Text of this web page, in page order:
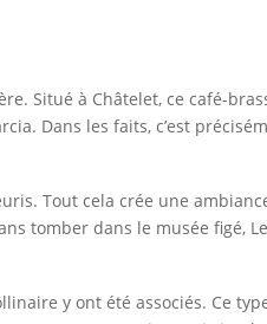
Situé à Châtelet, ce café-
Dans les faits, c’est
Tout cela crée une
tomber dans le musée figé,
y ont été associés. Ce